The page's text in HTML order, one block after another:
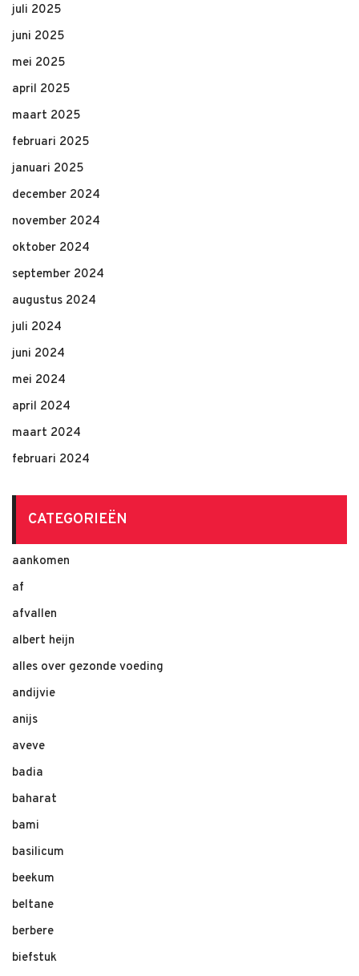
juli 2025
juni 2025
mei 2025
april 2025
maart 2025
februari 2025
januari 2025
december 2024
november 2024
oktober 2024
september 2024
augustus 2024
juli 2024
juni 2024
mei 2024
april 2024
maart 2024
februari 2024
CATEGORIEËN
aankomen
af
afvallen
albert heijn
alles over gezonde voeding
andijvie
anijs
aveve
badia
baharat
bami
basilicum
beekum
beltane
berbere
biefstuk